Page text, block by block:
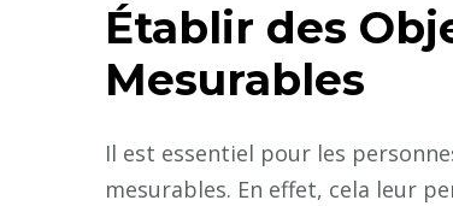
Établir des
Mesurables
Il est essentiel pour les
mesurables. En effet, cela leur